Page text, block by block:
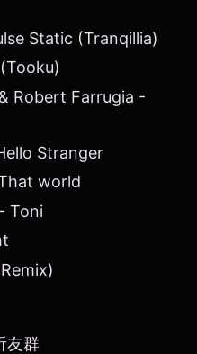
Static (Tranqillia)
Robert Farrugia -
Stranger
world
Toni
友群